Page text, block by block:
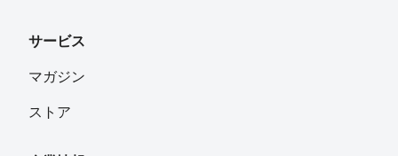
サービス
マガジン
ストア